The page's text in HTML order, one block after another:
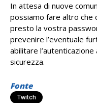
In attesa di nuove
possiamo fare altro che
presto la vostra
prevenire l’eventuale
abilitare
sicurezza.
Fonte
Twitch